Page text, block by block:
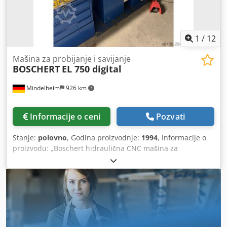
veoma dobro Kategorija ID: 1466 Tip ID: 1717 Tip mašine:
abkant presa Ako imate dodatna pitanja ili su vam
potrebne dodatne informacije, molimo pošaljite nam
poruku ili nas pozovite.
1 / 12
Mindelheim 926 km
Mašina za probijanje i savijanje
BOSCHERT EL 750 digital
Informacije o ceni Pozvati
Stanje: polovno, Godina proizvodnje: 1994, Informacije o
proizvodu: „Boschert hidraulična CNC mašina za
probijanje“ Tip / Model: Boschert EL 750 digital Stanje:
korišćeno Godina proizvodnje: 1994 Tehnički podaci Radna
površina i dimenzije Domet (Y-osa): 750 mm Raspon
kretanja (X-osa): 1500 mm Maks. veličina lima (bez
ponovnog podešavanja): 720 x 1700 mm Podaci o snazi i
kapacitetu Maks. hidraulična sila probijanja: standardno
280 kN Maks. debljina lima*: do 12,7 mm Maks. prečnik